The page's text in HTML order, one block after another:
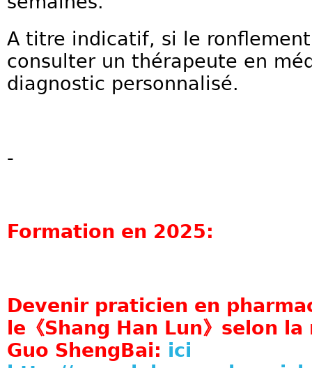
A titre indicatif, si le
consulter un thérapeute en
diagnostic personnalisé.
-
Formation en 2025:
Devenir praticien en
le《Shang Han Lun》selon
Guo ShengBai: ici